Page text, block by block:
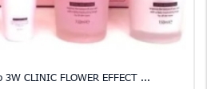
CLINIC FLOWER EFFECT ...